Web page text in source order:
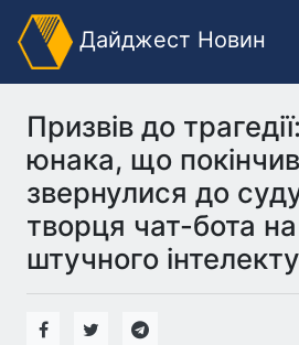
Дайджест Новин
Призвів до
юнака, що
звернулися до
творця чат-бота на
штучного